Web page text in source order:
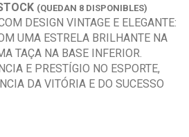
(QUEDAN 8 DISPONIBLES)
DESIGN VINTAGE E ELEGANTE:
UMA ESTRELA BRILHANTE NA
TAÇA NA BASE INFERIOR.
E PRESTÍGIO NO ESPORTE,
DA VITÓRIA E DO SUCESSO